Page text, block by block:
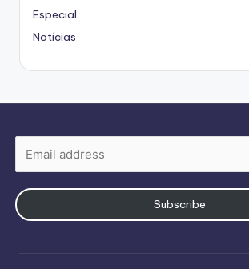
Especial
Notícias
Subscribe